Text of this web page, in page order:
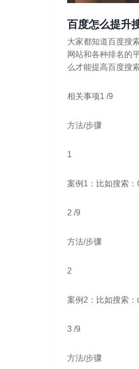
百度怎么提升
大家都知道百度搜
网站和各种排名的
么才能提高百度搜
相关事项1 /9
方法/步骤
1
案例1：比如搜索
2 /9
方法/步骤
2
案例2：比如搜索
3 /9
方法/步骤